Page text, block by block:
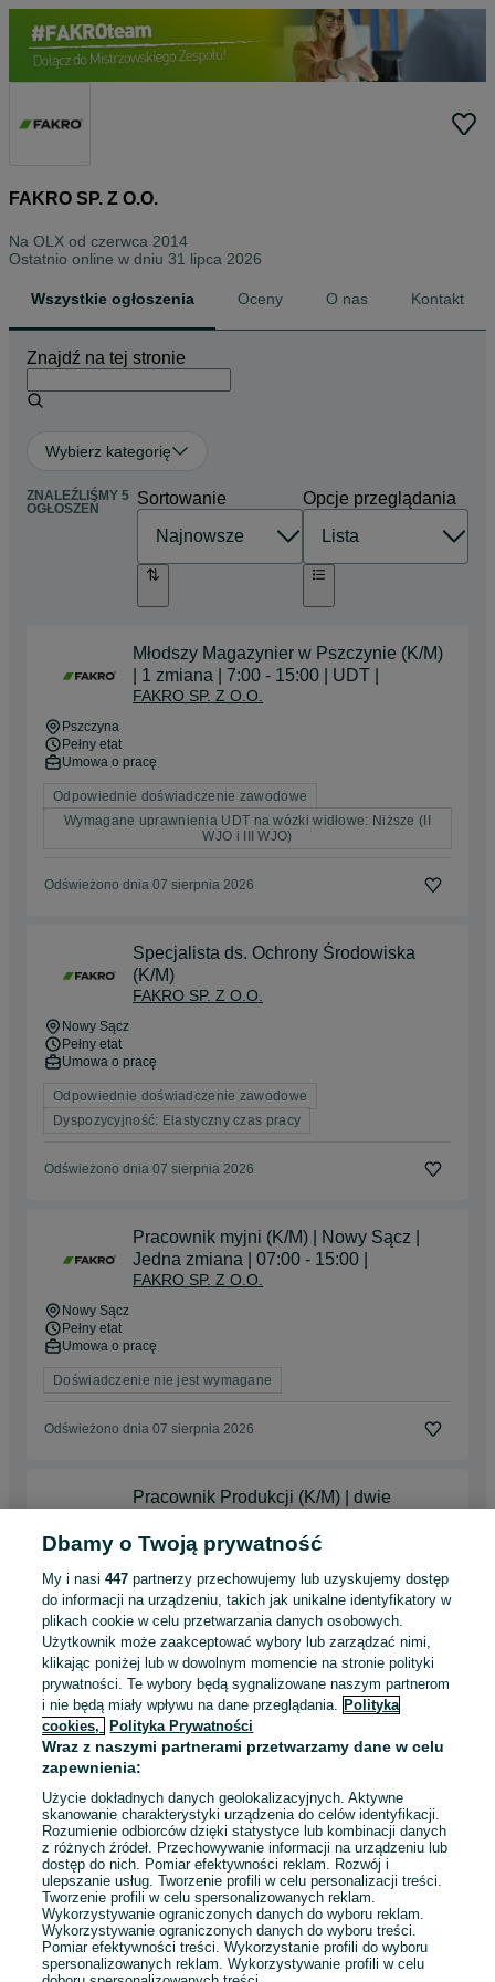
FAKRO SP. Z O.O.
Na OLX od czerwca 2014
Ostatnio online w dniu 31 lipca 2026
Wszystkie ogłoszenia Oceny O nas Kontakt
Znajdź na tej stronie
Wybierz kategorię
ZNALEŹLIŚMY 5
OGŁOSZEŃ
Sortowanie Opcje przeglądania
Młodszy Magazynier w Pszczynie (K/M)
| 1 zmiana | 7:00 - 15:00 | UDT |
FAKRO SP. Z O.O.
Pszczyna
Pełny etat
Umowa o pracę
Odpowiednie doświadczenie zawodowe
Wymagane uprawnienia UDT na wózki widłowe: Niższe (II
WJO i III WJO)
Odświeżono dnia 07 sierpnia 2026
Specjalista ds. Ochrony Środowiska
(K/M)
FAKRO SP. Z O.O.
Nowy Sącz
Pełny etat
Umowa o pracę
Odpowiednie doświadczenie zawodowe
Dyspozycyjność: Elastyczny czas pracy
Odświeżono dnia 07 sierpnia 2026
Pracownik myjni (K/M) | Nowy Sącz |
Jedna zmiana | 07:00 - 15:00 |
FAKRO SP. Z O.O.
Nowy Sącz
Pełny etat
Umowa o pracę
Doświadczenie nie jest wymagane
Odświeżono dnia 07 sierpnia 2026
Pracownik Produkcji (K/M) | dwie
FAKRO SP. Z O.O.
Nowy Sącz
Pełny etat
Umowa o pracę
Doświadczenie nie jest wymagane
Dyspozycyjność: Praca zmianowa
Odświeżono dnia 04 sierpnia 2026
| 1 zmiana | 7 - 15 |
FAKRO SP. Z O.O.
Rusocin
Pełny etat
Umowa o pracę
Odpowiednie doświadczenie zawodowe
Wymagane uprawnienia UDT na wózki widłowe: Niższe (II
WJO i III WJO)
Dbamy o Twoją prywatność
My i nasi447 partnerzy przechowujemy lub uzyskujemy dostęp
do informacji na urządzeniu, takich jak unikalne identyfikatory w
plikach cookie w celu przetwarzania danych osobowych.
Użytkownik może zaakceptować wybory lub zarządzać nimi,
klikając poniżej lub w dowolnym momencie na stronie polityki
prywatności. Te wybory będą sygnalizowane naszym partnerom
i nie będą miały wpływu na dane przeglądania. Polityka
cookies,
Polityka Prywatności
Wraz z naszymi partnerami przetwarzamy dane w celu
zapewnienia:
Użycie dokładnych danych geolokalizacyjnych. Aktywne
skanowanie charakterystyki urządzenia do celów identyfikacji.
Rozumienie odbiorców dzięki statystyce lub kombinacji danych
z różnych źródeł. Przechowywanie informacji na urządzeniu lub
dostęp do nich. Pomiar efektywności reklam. Rozwój i
ulepszanie usług. Tworzenie profili w celu personalizacji treści.
Tworzenie profili w celu spersonalizowanych reklam.
Wykorzystywanie ograniczonych danych do wyboru reklam.
Wykorzystywanie ograniczonych danych do wyboru treści.
Pomiar efektywności treści. Wykorzystanie profili do wyboru
spersonalizowanych reklam. Wykorzystywanie profili w celu